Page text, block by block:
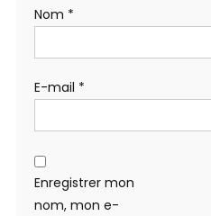
Nom *
E-mail *
Enregistrer mon
nom, mon e-